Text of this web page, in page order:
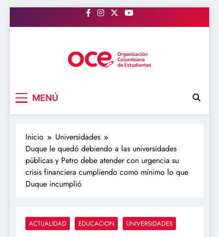
al
MENÚ
Inicio
Universidades
Duque le quedó debiendo a las universidades
públicas y Petro debe atender con urgencia su
crisis financiera cumpliendo como mínimo lo que
Duque incumplió
ACTUALIDAD EDUCACION UNIVERSIDADES